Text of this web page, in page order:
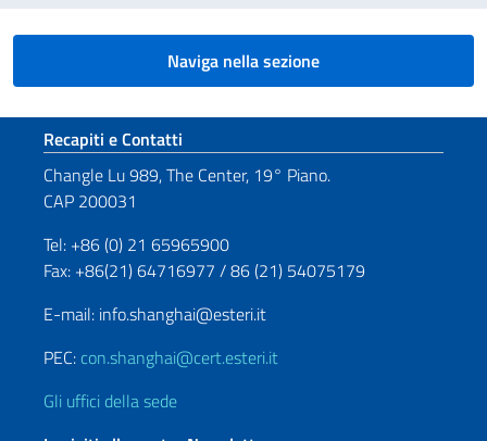
Naviga nella sezione
Sezione footer
Recapiti e Contatti
Changle Lu 989, The Center, 19° Piano.
CAP 200031
Tel: +86 (0) 21 65965900
Fax: +86(21) 64716977 / 86 (21) 54075179
E-mail: info.shanghai@esteri.it
PEC: con.shanghai@cert.esteri.it
Gli uffici della sede